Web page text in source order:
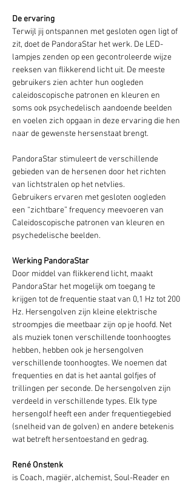
De ervaring
Terwijl jij ontspannen met gesloten ogen ligt of
zit, doet de PandoraStar het werk. De LED-
lampjes zenden op een gecontroleerde wijze
reeksen van flikkerend licht uit. De meeste
gebruikers zien achter hun oogleden
caleidoscopische patronen en kleuren en
soms ook psychedelisch aandoende beelden
en voelen zich opgaan in deze ervaring die hen
naar de gewenste hersenstaat brengt.
PandoraStar stimuleert de verschillende
gebieden van de hersenen door het richten
van lichtstralen op het netvlies.
Gebruikers ervaren met gesloten oogleden
een “zichtbare” frequency meevoeren van
Caleidoscopische patronen van kleuren en
psychedelische beelden.
Werking PandoraStar
Door middel van flikkerend licht, maakt
PandoraStar het mogelijk om toegang te
krijgen tot de frequentie staat van 0,1 Hz tot 200
Hz. Hersengolven zijn kleine elektrische
stroompjes die meetbaar zijn op je hoofd. Net
als muziek tonen verschillende toonhoogtes
hebben, hebben ook je hersengolven
verschillende toonhoogtes. We noemen dat
frequenties en dat is het aantal golfjes of
trillingen per seconde. De hersengolven zijn
verdeeld in verschillende types. Elk type
hersengolf heeft een ander frequentiegebied
(snelheid van de golven) en andere betekenis
wat betreft hersentoestand en gedrag.
René Onstenk
is Coach, magiër, alchemist, Soul-Reader en